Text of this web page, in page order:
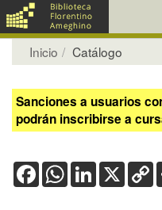
Inicio Catálogo
Sanciones a usuarios
podrán inscribirse a
FacebookWhatsApp
LinkedIn
X